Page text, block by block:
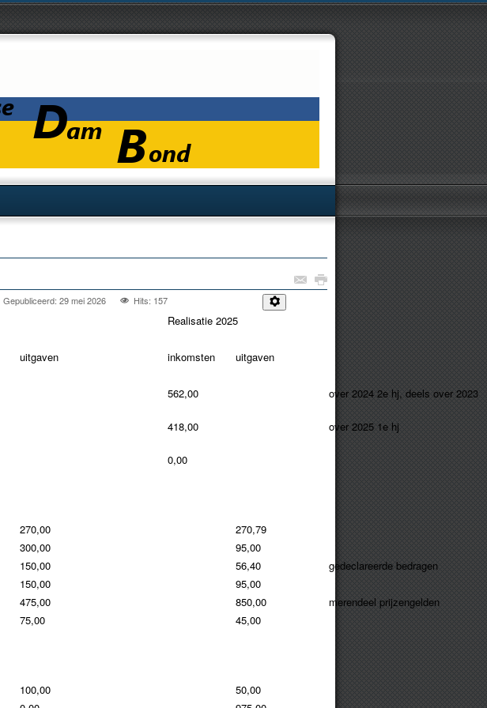
Gepubliceerd: 29 mei 2026 Hits: 157
Realisatie 2025
uitgaven inkomsten uitgaven
562,00 over 2024 2e hj, deels over 2023
418,00 over 2025 1e hj
0,00
270,00
270,79
300,00
95,00
150,00 56,40
gedeclareerde bedragen
150,00
95,00
475,00 850,00
merendeel prijzengelden
75,00 45,00
100,00
50,00